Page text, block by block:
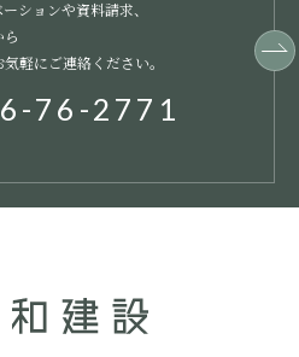
ションや資料請求、
軽にご連絡ください。
76-2771